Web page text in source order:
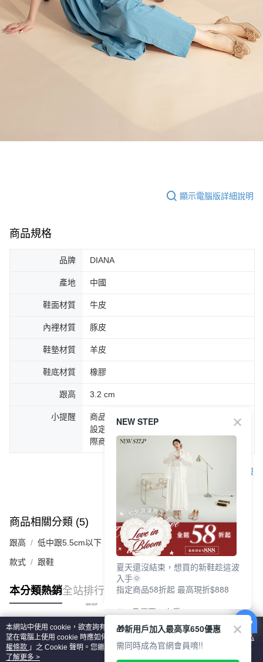
顯示電腦版詳細說明
商品規格
品牌 DIANA
產地 中國
鞋面材質 牛皮
內裡材質 豚皮
鞋墊材質 羊皮
鞋底材質 橡膠
跟高 3.2 cm
小提醒
商品圖片顏色會因拍攝燈光環境或個人螢幕
設定不同，而造成部份色差現象，顏色以實
際商品為主。
客服
商品相關分類 (5) 查看全部
跟高 低中跟5.5cm以下
款式 跟鞋
本分類熱銷全站排行
熱門標籤
本網站中使用 cookie，欲查詢有關本網站使用 cookie 方式之詳情，及若您不希
望在電腦上使用 cookie 時應如何變更電腦的 cookie 設定，請參閱本網站「
隱私
權條款 」之 Cookie 聲明。您繼續使用本網站即表示您同意本公司得按本網站使
用條款之 Cookie 聲明使用 cookie。
了解更多 >
NEW STEP
夏天還沒結束，想買的新鞋趁這波
入手🌞
指定商品58折起 最高現折$888
🎉 8月優惠一次看
①LINE購物最高10%回饋
②每周限定品現折200
③指定商品58折起 最高現折$888
🎁新用戶加入最高享650優惠
需同時成為官網會員唷!!